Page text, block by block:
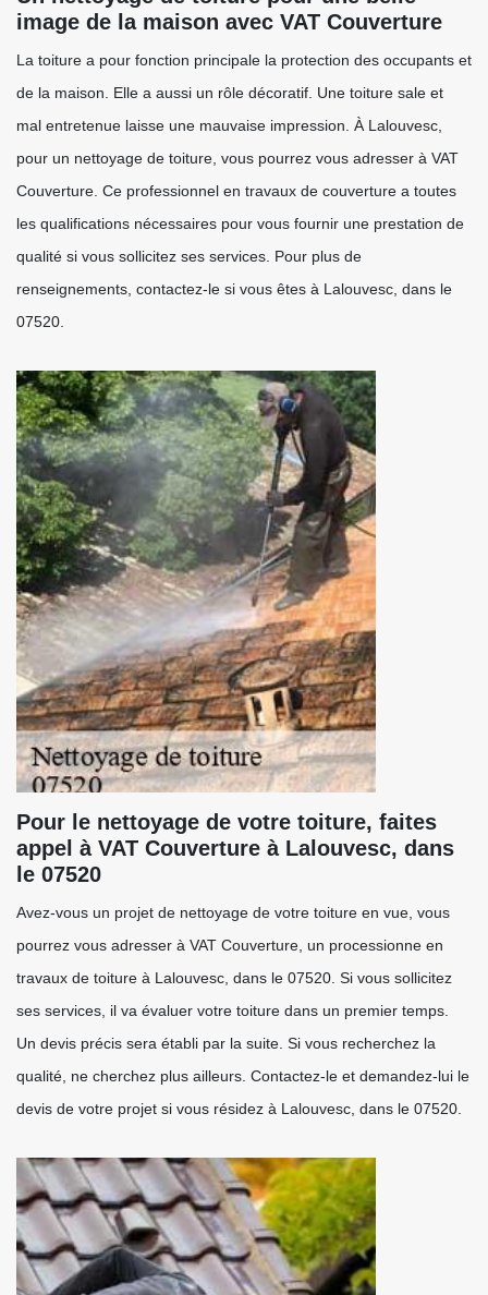
image de la maison avec VAT Couverture
La toiture a pour fonction principale la protection des occupants et
de la maison. Elle a aussi un rôle décoratif. Une toiture sale et
mal entretenue laisse une mauvaise impression. À Lalouvesc,
pour un nettoyage de toiture, vous pourrez vous adresser à VAT
Couverture. Ce professionnel en travaux de couverture a toutes
les qualifications nécessaires pour vous fournir une prestation de
qualité si vous sollicitez ses services. Pour plus de
renseignements, contactez-le si vous êtes à Lalouvesc, dans le
07520.
Pour le nettoyage de votre toiture, faites
appel à VAT Couverture à Lalouvesc, dans
le 07520
Avez-vous un projet de nettoyage de votre toiture en vue, vous
pourrez vous adresser à VAT Couverture, un processionne en
travaux de toiture à Lalouvesc, dans le 07520. Si vous sollicitez
ses services, il va évaluer votre toiture dans un premier temps.
Un devis précis sera établi par la suite. Si vous recherchez la
qualité, ne cherchez plus ailleurs. Contactez-le et demandez-lui le
devis de votre projet si vous résidez à Lalouvesc, dans le 07520.